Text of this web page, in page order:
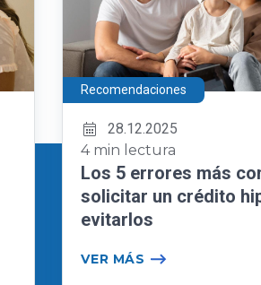
Recomendaciones
28.12.2025
4 min lectura
Los 5 errores más
solicitar un crédito
evitarlos
VER MÁS